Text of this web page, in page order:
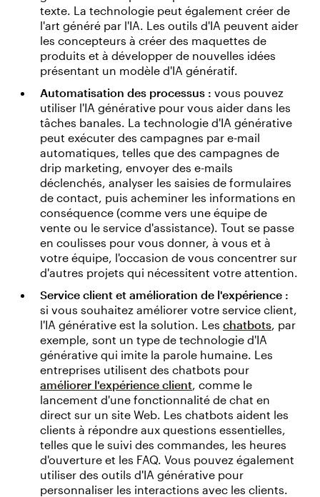
texte. La technologie peut également créer de
l'art généré par l'IA. Les outils d'IA peuvent aider
les concepteurs à créer des maquettes de
produits et à développer de nouvelles idées
présentant un modèle d'IA génératif.
Automatisation des processus : vous pouvez
utiliser l'IA générative pour vous aider dans les
tâches banales. La technologie d'IA générative
peut exécuter des campagnes par e-mail
automatiques, telles que des campagnes de
drip marketing, envoyer des e-mails
déclenchés, analyser les saisies de formulaires
de contact, puis acheminer les informations en
conséquence (comme vers une équipe de
vente ou le service d'assistance). Tout se passe
en coulisses pour vous donner, à vous et à
votre équipe, l'occasion de vous concentrer sur
d'autres projets qui nécessitent votre attention.
Service client et amélioration de l'expérience :
si vous souhaitez améliorer votre service client,
l'IA générative est la solution. Les chatbots, par
exemple, sont un type de technologie d'IA
générative qui imite la parole humaine. Les
entreprises utilisent des chatbots pour
améliorer l'expérience client, comme le
lancement d'une fonctionnalité de chat en
direct sur un site Web. Les chatbots aident les
clients à répondre aux questions essentielles,
telles que le suivi des commandes, les heures
d'ouverture et les FAQ. Vous pouvez également
utiliser des outils d'IA générative pour
personnaliser les interactions avec les clients.